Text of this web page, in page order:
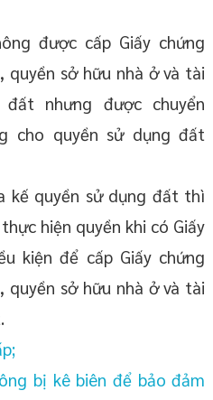
được cấp Giấy chứng
quyền sở hữu nhà ở và tài
nhưng được chuyển
cho quyền sử dụng đất
kế quyền sử dụng đất thì
hiện quyền khi có Giấy
kiện để cấp Giấy chứng
quyền sở hữu nhà ở và tài
bị kê biên để bảo đảm